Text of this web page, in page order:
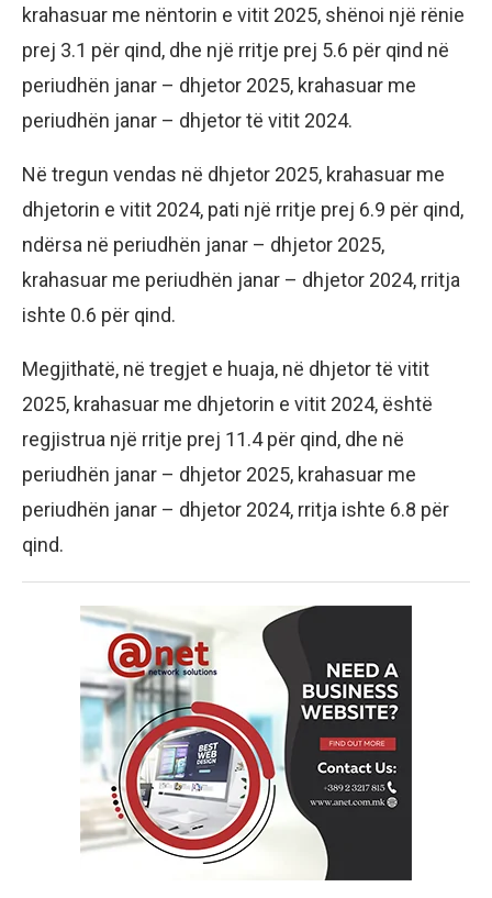
krahasuar me nëntorin e vitit 2025, shënoi një rënie
prej 3.1 për qind, dhe një rritje prej 5.6 për qind në
periudhën janar – dhjetor 2025, krahasuar me
periudhën janar – dhjetor të vitit 2024.
Në tregun vendas në dhjetor 2025, krahasuar me
dhjetorin e vitit 2024, pati një rritje prej 6.9 për qind,
ndërsa në periudhën janar – dhjetor 2025,
krahasuar me periudhën janar – dhjetor 2024, rritja
ishte 0.6 për qind.
Megjithatë, në tregjet e huaja, në dhjetor të vitit
2025, krahasuar me dhjetorin e vitit 2024, është
regjistrua një rritje prej 11.4 për qind, dhe në
periudhën janar – dhjetor 2025, krahasuar me
periudhën janar – dhjetor 2024, rritja ishte 6.8 për
qind.